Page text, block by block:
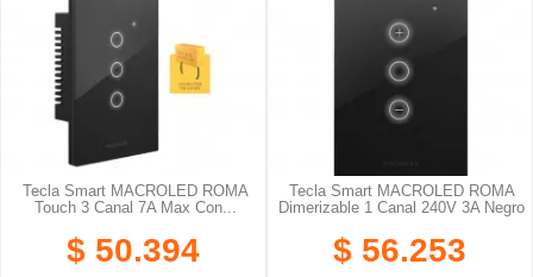
Tecla Smart MACROLED ROMA
Touch 3 Canal 7A Max Con...
$ 50.394
Tecla Smart MACROLED ROMA
Dimerizable 1 Canal 240V 3A Negro
$ 56.253